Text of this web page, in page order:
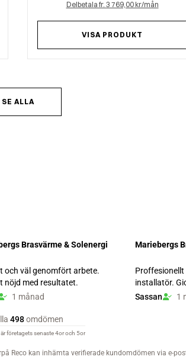
Delbetala fr. 3 769,00 kr/mån
VISA PRODUKT
SE ALLA